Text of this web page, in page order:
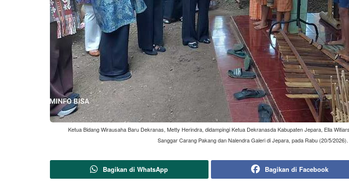
Ketua Bidang Wirausaha Baru Dekranas, Metty Herindra, didampingi Ketua Dekranasda Kabupaten Jepara, Ella
Sanggar Carang Pakang dan Nalendra Galeri di Jepara, pada Rabu (20/5/
Bagikan di WhatsApp Bagikan di Facebook